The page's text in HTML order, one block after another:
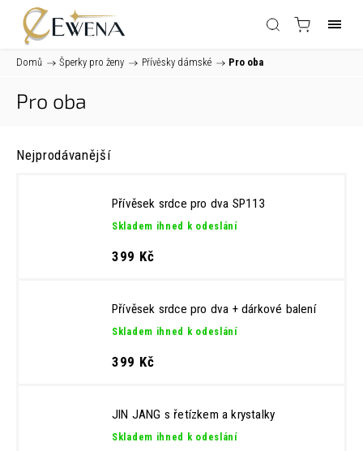
Domů / Šperky pro ženy / Přívěsky dámské / Pro oba
Pro oba
Nejprodávanější
Přívěsek srdce pro dva SP113
Skladem ihned k odeslání
399 Kč
Přívěsek srdce pro dva + dárkové balení
Skladem ihned k odeslání
399 Kč
JIN JANG s řetízkem a krystalky
Skladem ihned k odeslání